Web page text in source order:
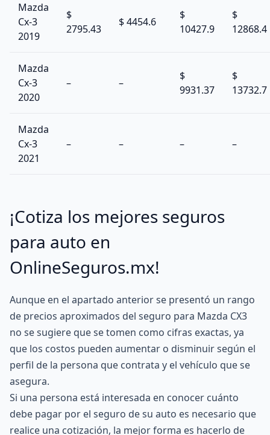
Mazda
Cx-3
2019
$
2795.43
$ 4454.6
$
10427.9
$
12868.4
Mazda
Cx-3
2020
– –
$
9931.37
$
13732.7
Mazda
Cx-3
2021
– – – –
¡Cotiza los mejores seguros
para auto en
OnlineSeguros.mx!
Aunque en el apartado anterior se presentó un rango
de precios aproximados del seguro para Mazda CX3
no se sugiere que se tomen como cifras exactas, ya
que los costos pueden aumentar o disminuir según el
perfil de la persona que contrata y el vehículo que se
asegura.
Si una persona está interesada en conocer cuánto
debe pagar por el seguro de su auto es necesario que
realice una cotización, la mejor forma es hacerlo de